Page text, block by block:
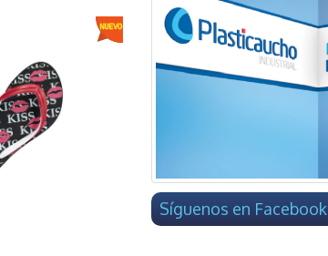
Síguenos en Facebook